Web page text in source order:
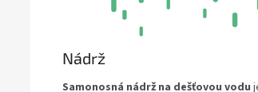
Nádrž
Samonosná nádrž na dešťovou vodu